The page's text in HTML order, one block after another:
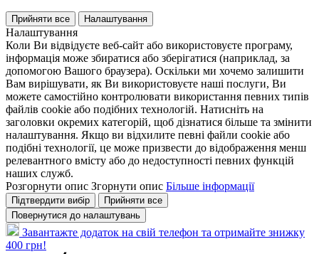
Прийняти все Налаштування
Налаштування
Коли Ви відвідуєте веб-сайт або використовуєте програму,
інформація може збиратися або зберігатися (наприклад, за
допомогою Вашого браузера). Оскільки ми хочемо залишити
Вам вирішувати, як Ви використовуєте наші послуги, Ви
можете самостійно контролювати використання певних типів
файлів cookie або подібних технологій. Натисніть на
заголовки окремих категорій, щоб дізнатися більше та змінити
налаштування. Якщо ви відхилите певні файли cookie або
подібні технології, це може призвести до відображення менш
релевантного вмісту або до недоступності певних функцій
наших служб.
Розгорнути опис Згорнути опис Більше інформації
Підтвердити вибір
Прийняти все
Повернутися до налаштувань
Завантажте додаток на свій телефон та отримайте знижку
400 грн!